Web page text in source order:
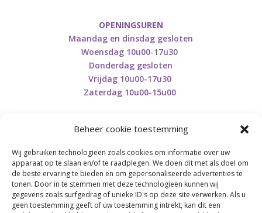
Beheer cookie toestemming
Wij gebruiken technologieën zoals cookies om informatie over uw
apparaat op te slaan en/of te raadplegen. We doen dit met als doel om
de beste ervaring te bieden en om gepersonaliseerde advertenties te
tonen. Door in te stemmen met deze technologieën kunnen wij
gegevens zoals surfgedrag of unieke ID's op deze site verwerken. Als u
geen toestemming geeft of uw toestemming intrekt, kan dit een
OPENINGSUREN
Maandag en dinsdag gesloten
Woensdag 10u00-17u30
Donderdag gesloten
Vrijdag 10u00-17u30
Zaterdag 10u00-15u00
Retourneren en herroepen
BE0746.853.082